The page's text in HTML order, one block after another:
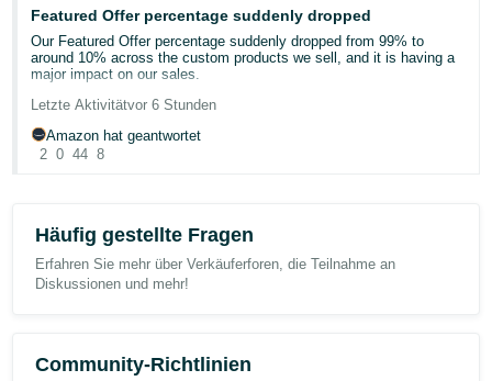
Share your strategy below. 👇
My business name is not "official". It's just what I named it on
Featured Offer percentage suddenly dropped
Our Featured Offer percentage suddenly dropped from 99% to
around 10% across the custom products we sell, and it is having a
major impact on our sales.
Amazon’s new Featured Offer eligibility changes?
any major changes.
Any insight or similar experiences would be greatly appreciated.
Letzte Aktivitätvor 6 Stunden
Amazon hat geantwortet
2 0 44 8
Häufig gestellte Fragen
Erfahren Sie mehr über Verkäuferforen, die Teilnahme an
Diskussionen und mehr!
Community-Richtlinien